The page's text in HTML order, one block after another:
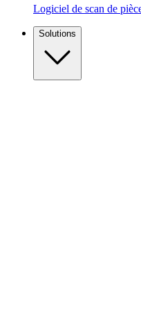
Logiciel de scan de
Solutions